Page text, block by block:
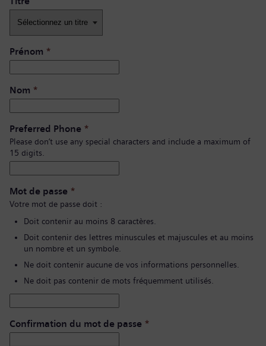
Prénom *
Nom *
Preferred Phone *
Please don’t use any special characters and include a maximum of
15 digits.
Mot de passe *
Votre mot de passe doit :
Doit contenir au moins 8 caractères.
Doit contenir des lettres minuscules et majuscules et au moins
un nombre et un symbole.
Ne doit contenir aucune de vos informations personnelles.
Ne doit pas contenir de mots fréquemment utilisés.
Confirmation du mot de passe *